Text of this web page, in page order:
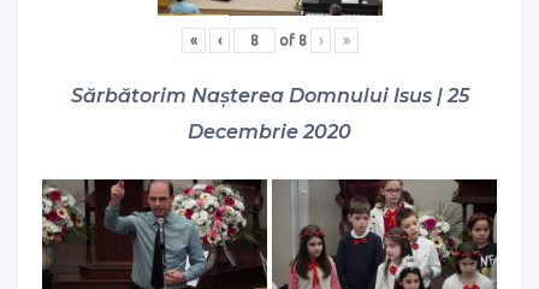
« ‹ of 8 › »
Sărbătorim Nașterea Domnului Isus | 25
Decembrie 2020